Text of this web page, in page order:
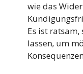
wie das
Es ist
lassen, um